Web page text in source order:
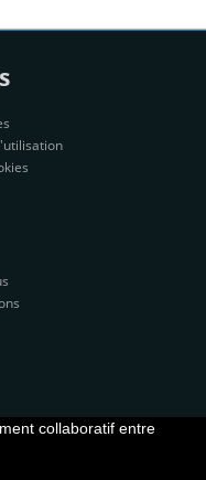
collaboratif entre